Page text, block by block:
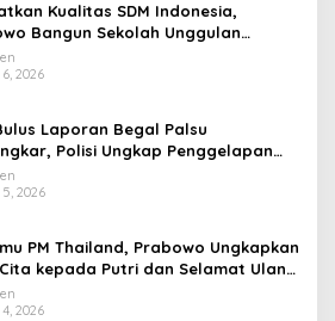
Kualitas SDM Indonesia,
Bangun Sekolah Unggulan
Undang Universitas Terbaik Dunia
2026
Laporan Begal Palsu
Polisi Ungkap Penggelapan
untuk Crypto
2026
PM Thailand, Prabowo Ungkapkan
kepada Putri dan Selamat Ulang
ke Raja Thailand
2026